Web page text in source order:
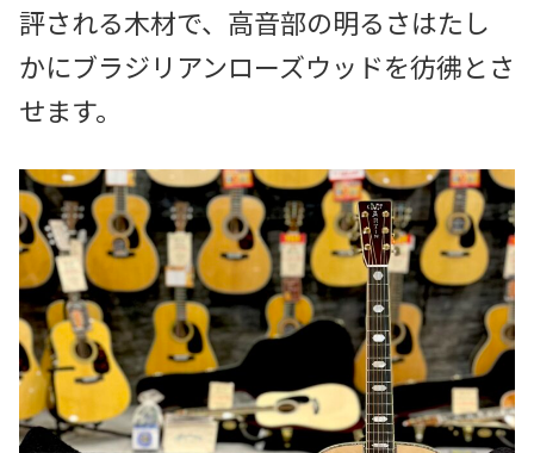
評される木材で、高音部の明るさはたし
かにブラジリアンローズウッドを彷彿とさ
せます。